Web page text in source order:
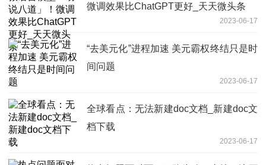
微调效果比ChatGPT更好_天天微头条
2023-06-17
“去美元化”进程加速 美元霸权终结只是时
间问题
2023-06-17
全球看点：无法新建doc文档_新建doc文
档下载
2023-06-17